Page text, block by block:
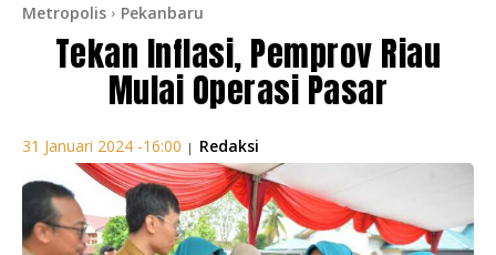
Metropolis Pekanbaru
Tekan Inflasi, Pemprov Riau
Mulai Operasi Pasar
31 Januari 2024 -16:00 | Redaksi